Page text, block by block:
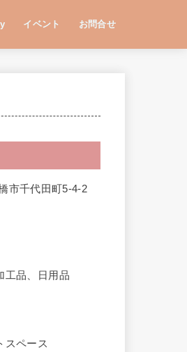
イベント お問合せ
市千代田町5-4-2
工品、日用品
スペース